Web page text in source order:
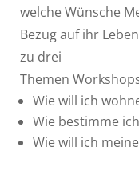
welche Wünsche
Bezug auf ihr
zu drei
Themen
Wie will ich
Wie bestimme
Wie will ich